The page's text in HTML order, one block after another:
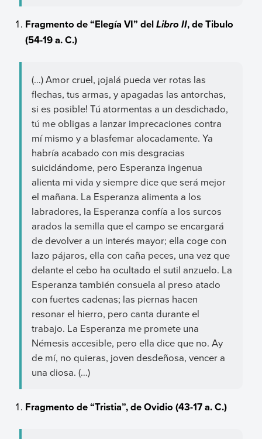
Fragmento de “Elegía VI” delLibro II, de Tibulo
(54-19 a. C.)
(…) Amor cruel, ¡ojalá pueda ver rotas las
flechas, tus armas, y apagadas las antorchas,
si es posible! Tú atormentas a un desdichado,
tú me obligas a lanzar imprecaciones contra
mí mismo y a blasfemar alocadamente. Ya
habría acabado con mis desgracias
suicidándome, pero Esperanza ingenua
alienta mi vida y siempre dice que será mejor
el mañana. La Esperanza alimenta a los
labradores, la Esperanza confía a los surcos
arados la semilla que el campo se encargará
de devolver a un interés mayor; ella coge con
lazo pájaros, ella con caña peces, una vez que
delante el cebo ha ocultado el sutil anzuelo. La
Esperanza también consuela al preso atado
con fuertes cadenas; las piernas hacen
resonar el hierro, pero canta durante el
trabajo. La Esperanza me promete una
Némesis accesible, pero ella dice que no. Ay
de mí, no quieras, joven desdeñosa, vencer a
una diosa. (…)
Fragmento de “Tristia”, de Ovidio (43-17 a. C.)